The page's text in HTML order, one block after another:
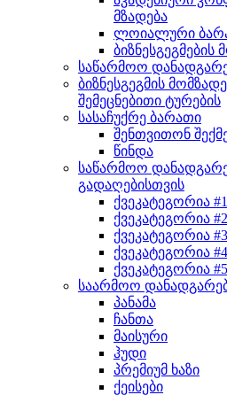
მზადება
ლოიალური
ბიზნესგეგმების
საწარმოო
ბიზნესგეგმის
შემეცნებითი ტურების
სასაჩუქრე ბარათი
შენთვითონ
წინდა
საწარმოო
გადაღებისთვის
ქვეკატეგორია #1
ქვეკატეგორია #2
ქვეკატეგორია #3
ქვეკატეგორია #4
ქვეკატეგორია #5
საარმოო
პანამა
ჩანთა
მაისური
ჰუდი
პრემიუმ ხაზი
ქეისები